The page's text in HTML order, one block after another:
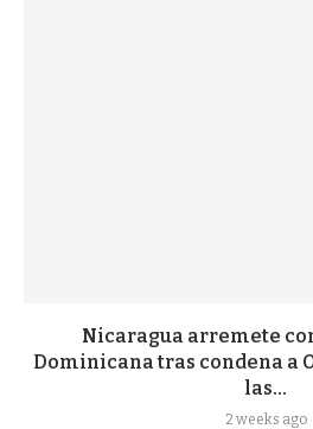
Nicaragua arremete
Dominicana tras condena a
las...
2 weeks ago